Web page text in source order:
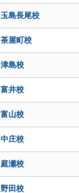
玉島長尾校
茶屋町校
津島校
富井校
富山校
中庄校
庭瀬校
野田校